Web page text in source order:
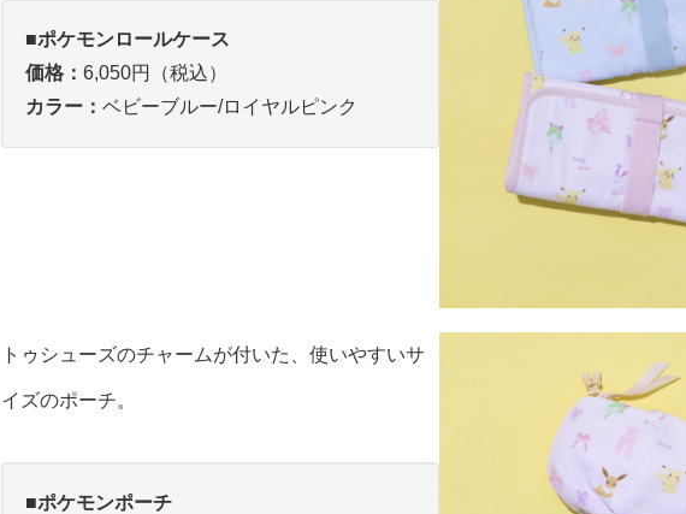
■ポケモンロールケース
価格： 6,050円（税込）
カラー： ベビーブルー/ロイヤルピンク
トゥシューズのチャームが付いた、使いやすいサ
イズのポーチ。
■ポケモンポーチ